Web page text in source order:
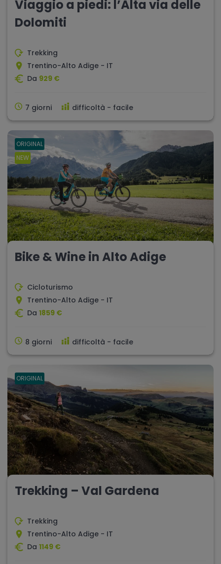
Viaggio a piedi: l’Alta via delle
Dolomiti
Trekking
Trentino-Alto Adige - IT
Da 929 €
7 giorni difficoltà - facile
ORIGINAL
NEW
Bike & Wine in Alto Adige
Cicloturismo
Trentino-Alto Adige - IT
Da 1859 €
8 giorni difficoltà - facile
ORIGINAL
Trekking – Val Gardena
Trekking
Trentino-Alto Adige - IT
Da 1149 €